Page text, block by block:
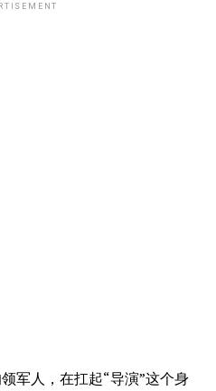
军人，在扛起“导演”这个身